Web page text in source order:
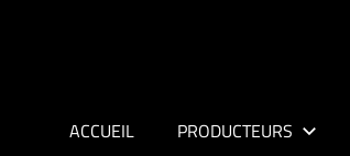
ACCUEIL PRODUCTEURS